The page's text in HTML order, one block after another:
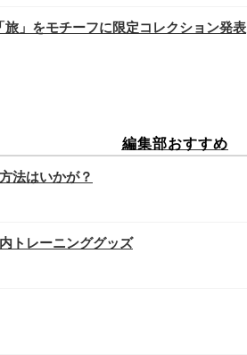
」をモチーフに限定コレクション発表
編集部おすすめ
法はいかが？
トレーニンググッズ